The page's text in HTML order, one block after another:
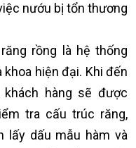
nướu bị tổn thương
rồng là hệ thống
hiện đại. Khi đến
khách hàng sẽ được
tra cấu trúc răng,
lấy dấu mẫu hàm và